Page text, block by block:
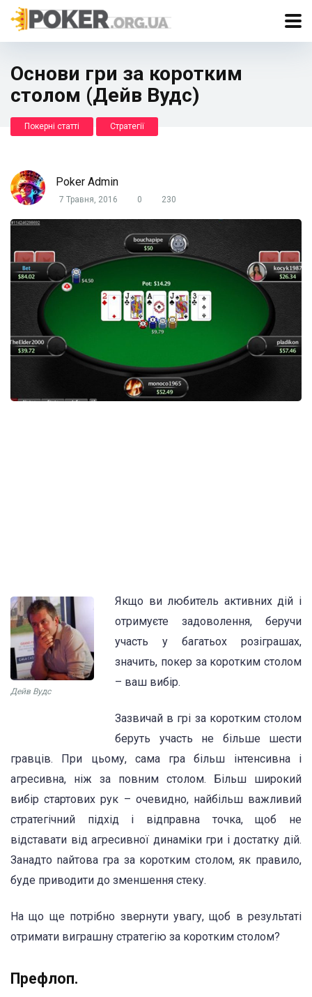
Основи гри за коротким
столом (Дейв Вудс)
Покерні статті Стратегії
Poker Admin
7 Травня, 2016 0 230
Дейв Вудс
Якщо ви любитель активних дій і
отримуєте задоволення, беручи
участь у багатьох розіграшах,
значить, покер за коротким столом
– ваш вибір.
Зазвичай в грі за коротким столом
беруть участь не більше шести
гравців. При цьому, сама гра більш інтенсивна і
агресивна, ніж за повним столом. Більш широкий
вибір стартових рук – очевидно, найбільш важливий
стратегічний підхід і відправна точка, щоб не
відставати від агресивної динаміки гри і достатку дій.
Занадто nайтова гра за коротким столом, як правило,
буде приводити до зменшення стеку.
На що ще потрібно звернути увагу, щоб в результаті
отримати виграшну стратегію за коротким столом?
Префлоп.